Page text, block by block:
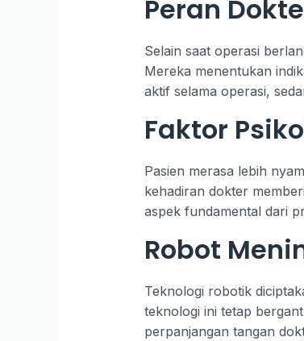
Peran
Selain saat operasi
Mereka menentukan
aktif selama operasi,
Faktor
Pasien merasa lebih
kehadiran dokter
aspek fundamental dari
Robot
Teknologi robotik
teknologi ini tetap
perpanjangan tangan